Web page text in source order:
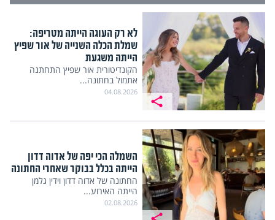
לא רק העוגה הייתה מטריפה:
שמלת הכלה השנייה של אור שפיץ
הייתה משגעת
הקונדיטורית אור שפיץ התחתנה
אתמול בחתונה...
04.08.2026
השמלה הכי יפה של אדוה דדון
הייתה בכלל בבוקר שאחרי החתונה
החתונה של אדוה דדון וידין גלמן
הייתה האירוע...
02.08.2026